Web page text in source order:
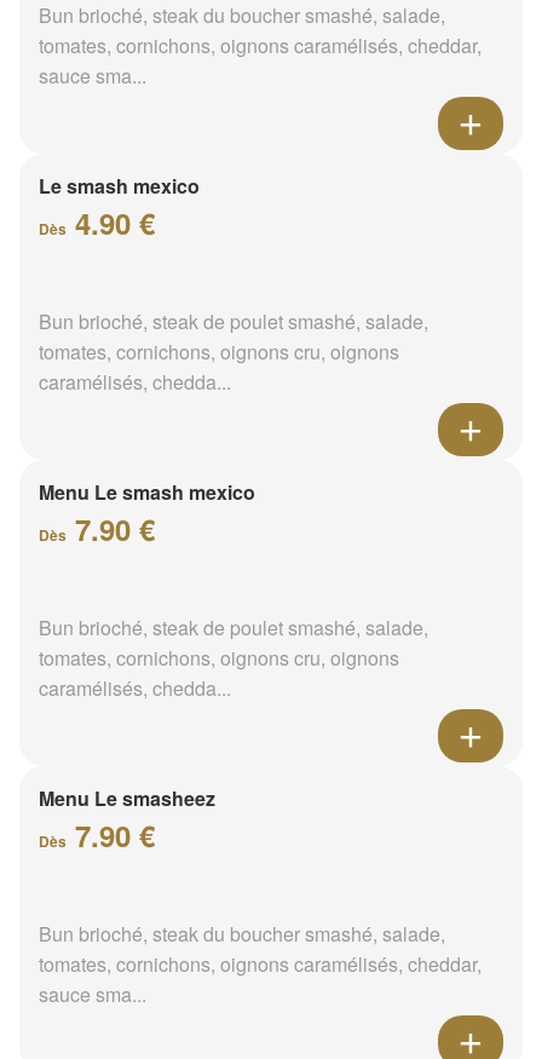
Bun brioché, steak du boucher smashé, salade,
tomates, cornichons, oignons caramélisés, cheddar,
sauce sma...
Le smash mexico
Dès 4.90 €
Bun brioché, steak de poulet smashé, salade,
tomates, cornichons, oignons cru, oignons
caramélisés, chedda...
Menu Le smash mexico
Dès 7.90 €
Bun brioché, steak de poulet smashé, salade,
tomates, cornichons, oignons cru, oignons
caramélisés, chedda...
Menu Le smasheez
Dès 7.90 €
Bun brioché, steak du boucher smashé, salade,
tomates, cornichons, oignons caramélisés, cheddar,
sauce sma...